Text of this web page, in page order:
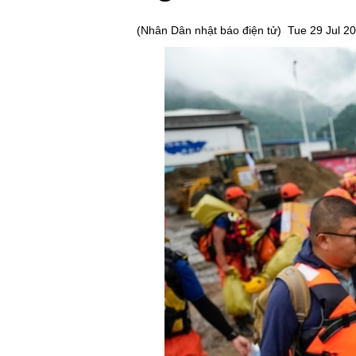
(Nhân Dân nhật báo điện tử) Tue 29 Jul